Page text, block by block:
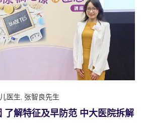
医生, 张智良先生
了解特征及早防范 中大医院拆解